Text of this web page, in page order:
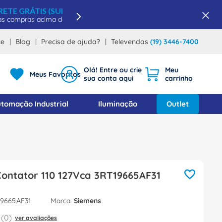
Blog Precisa de ajuda? Televendas (19) 3446-7400
Meus Favoritos
Industrial Iluminação Outlet
110 127Vca 3RT19665AF31
Siemens
(0) ver avaliações